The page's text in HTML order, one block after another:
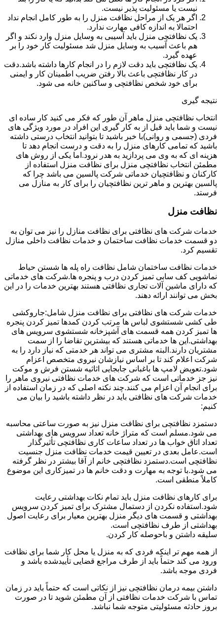
نیست یا مسئولیت پذیر نیست.
اگر هر یک از مراحل نظافت منزل را به طور کامل انجام نداد
احتمالا به اندازه کافی مهارت ندارد.
یک نظافتچی منزل باید آسیبی به وسایل منزل وارد نکند و اگر
هم باعث آسیب به وسایل منزل شد مسئولیت کار خود را بر
عهده گیرد.
یک نظافتچی باید دقت لازم را در انجام کارها داشته باشد.دقت
در کار نظافتچی باعث بالا رفتن ضریب اطمینان کار و ایمنی
برای خود شخص نظافتچی و ساکنین خانه می شود.
نتیجه گیری
انتخاب نظافتچی منزل ماهر آن طور که فکر می کنید کار ساده ای
نیست و شما باید قبل از به کار گیری این افراد در مورد ویژگی های
فردی (جسمی و روانی)با خبر باشید تا بتوانید انتخاب درستی داشته
باشید که تمامی کارهای منزل را به دقت و درست انجام دهد تا
هزینه ای که به وی می پردازید به هدر نرود.اما یکی از روش های
مطمئن انتخاب نظافتچی منزل برای نظافت منزل استفاده از
کارکنان و نظافتچیان خدماتی شرکت پالسین می باشد چرا که
پالسین بهترین و ماهر ترین نظافتچیان را برای کار به منازل می
فرستد.
نظافت منزل
خدمات شرکت های نظافتی برای نظافت منازل را نیز می توان به
دو قسمت خدمات نظافت ساختمان و خدمات نظافت داخلی منازل
تقسیم کرد.
خدمات نظافت ساختمان شامل نظافت راه پله ها شستن حیاط
نماشویی کف سابی تمیز کردن درب و پنجره ها.شرکت های خدماتی
که دارای ماشین آلات تجاری نظافتی هستند بهترین خدمات را در این
بخش می توانند ارائه دهند.
خدمات شرکت های نظافتی برای نظافت منزل شامل:جاروکشی
طی کشی شستشوی لباس ها مرتب کردن کمدها تمیز کردن پنجره
ها تمیز کردن همه قسمت های آشپزخانه شستشوی سرویس های
بهداشتی.این ها خدماتی هستند که بیشترین تقاضا را از سمت
مشتریان دارند.البته مشتری می تواند هر خدمتی که نیاز دارد را به
شرکت اعلام کند تا بر اساس نیازشان نیروی متخصص اعزام
شود.تعویض لامپ ها باغبانی جابجایی اثاثیه شستن فرش و موکت
نیز جز خدماتی است که شرکت های خدمات نظافتی نیروی ماهر را
برای انجام آن اعزام می کنند.چند نکته اصلی که در زمان استفاده از
خدمات شرکت های نظافتی باید در نظر داشته باشید را بیان می
کنیم:
دستمزد نظافتچی برای نظافت منزل نیز به صورت ساعتی محاسبه
می شود.مسلم است که متراژ خانه تعداد سرویس های بهداشتی
تعداد اتاق خواب ها در تعداد ساعات کاری نظافتچی تأثیرگذار
است.عامل بعدی در تعیین قیمت خدمات نظافت منزل جنسیت
نظافتچی است.دستمزد نظافتچی خانم از آقا بیشتر در نظر گرفته
می شود.با توجه به مهارت و دقت خانم ها در تمیزکاری این موضوع
کاملاً منطقی است.
برای کارهای نظافت منزل باید تمام نکات بهداشتی رعایت
شود.استفاده نکردن از دستمال مشترک برای تمیز کردن سرویس
بهداشتی و قسمت های دیگر منزل بهترین معیار برای رعایت اصول
بهداشتی از طرف نظافتچی است.
سلیقه داشتن و باحوصله کار کردن.
از همه مهم تر اینکه فردی که به منزل یا محل کار شما برای نظافت
ورود می کند حتماً باید از طرف مراجع قضایی تأییدشده باشد و
فردی موجه باشد.
داشتن بیمه درمان نظافتچی نیز از نکاتی است که حتماً باید در زمان
تماس با شرکت خدمات نظافتی از آن مطمئن شوید تا در صورت
بروز حادثه مسئولیتی متوجه شما نباشد.